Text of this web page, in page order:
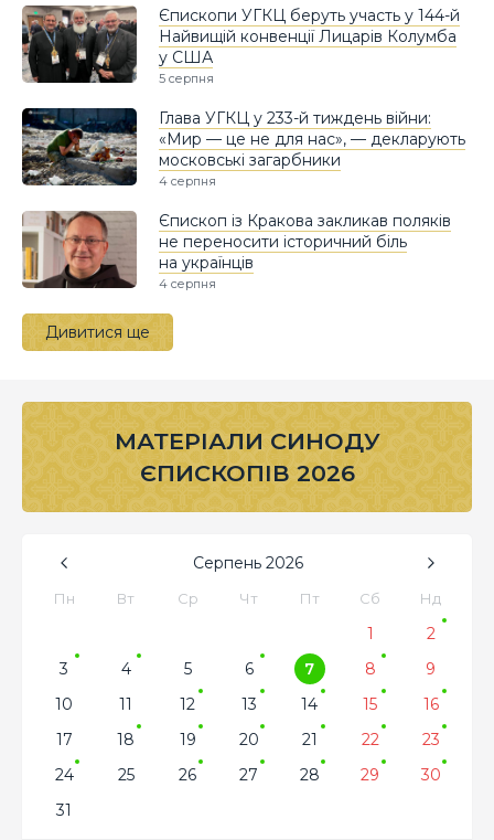
Єпископи УГКЦ беруть участь у 144-й
Найвищій конвенції Лицарів Колумба
у США
5 серпня
Глава УГКЦ у 233-й тиждень війни:
«Мир — це не для нас», — декларують
московські загарбники
4 серпня
Єпископ із Кракова закликав поляків
не переносити історичний біль
на українців
4 серпня
Дивитися ще
МАТЕРІАЛИ СИНОДУ
ЄПИСКОПІВ 2026
Серпень 2026
Пн Вт Ср Чт Пт Сб Нд
1
2
3
4 5 6 7 8
9
10
11 12 13 14 15
16
17
18 19 20 21 22
23
24
25 26 27 28 29
30
31